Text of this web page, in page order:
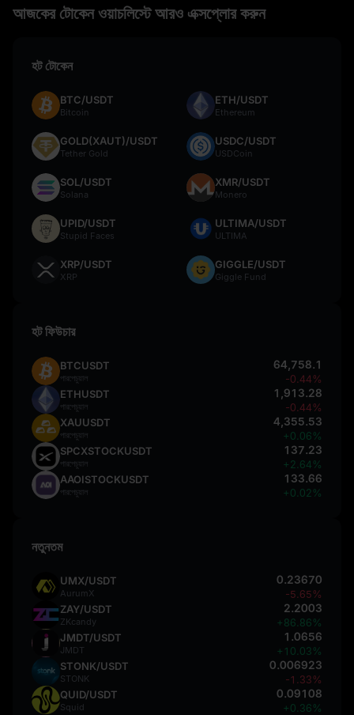
আজকের টোকেন ওয়াচলিস্টে আরও এক্সপ্লোর করুন
হট টোকেন
BTC/USDT
Bitcoin
ETH/USDT
Ethereum
GOLD(XAUT)/USDT
Tether Gold
USDC/USDT
USDCoin
SOL/USDT
Solana
XMR/USDT
Monero
UPID/USDT
Stupid Faces
ULTIMA/USDT
ULTIMA
XRP/USDT
XRP
GIGGLE/USDT
Giggle Fund
হট ফিউচার
BTCUSDT
পারপেচুয়াল
64,758.1
-0.44%
ETHUSDT
পারপেচুয়াল
1,913.28
-0.44%
XAUUSDT
পারপেচুয়াল
4,355.53
+0.06%
SPCXSTOCKUSDT
পারপেচুয়াল
137.23
+2.64%
AAOISTOCKUSDT
পারপেচুয়াল
133.66
+0.02%
নতুনতম
UMX/USDT
AurumX
0.23670
-5.65%
ZAY/USDT
ZKcandy
2.2003
+86.86%
JMDT/USDT
JMDT
1.0656
+10.03%
STONK/USDT
STONK
0.006923
-1.33%
QUID/USDT
Squid
0.09108
+0.36%